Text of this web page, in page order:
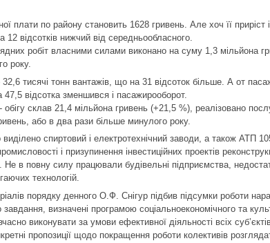
плати по району становить 1628 гривень. Але хоч її приріст
12 відсотків нижчий від середньообласного.
робіт власними силами виконано на суму 1,3 мільйона
року.
32,6 тисячі тонн вантажів, що на 31 відсоток більше. А от
відсотка зменшився і пасажирооборот.
склав 21,4 мільйона гривень (+21,5 %), реалізовано
або в два рази більше минулого року.
спиртовий і електротехнічний заводи, а також АТП
і призупинення інвестиційних проектів
в повну силу працювали будівельні підприємства,
технологій.
порядку денного О.Ф. Снігур підбив підсумки роботи
визначені програмою соціальноекономічного та
виконувати за умови ефективної діяльності всіх
пропозиції щодо покращення роботи колективів